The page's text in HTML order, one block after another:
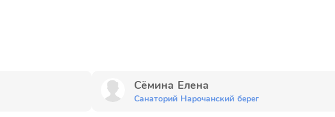
Сёмина Елена
Санаторий Нарочанский берег